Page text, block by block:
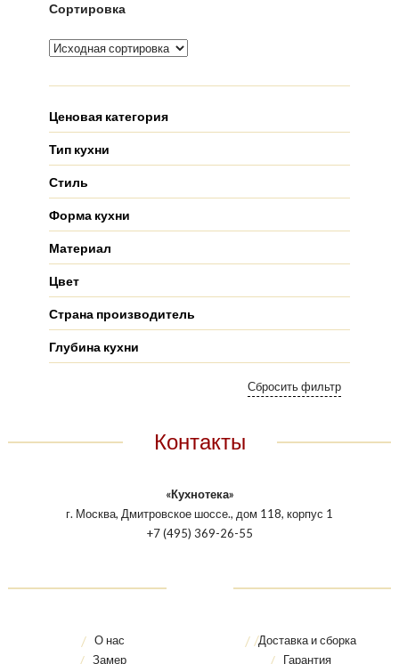
Сортировка
Ценовая категория
Тип кухни
Стиль
Форма кухни
Материал
Цвет
Страна производитель
Глубина кухни
Контакты
«Кухнотека»
г. Москва, Дмитровское шоссе., дом 118, корпус 1
+7 (495) 369-26-55
О нас
Замер
Доставка и сборка
Гарантия